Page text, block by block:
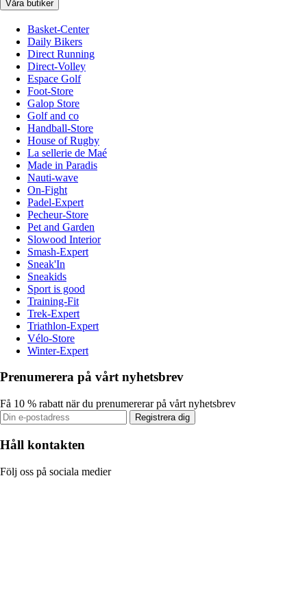
Våra butiker
Basket-Center
Daily Bikers
Direct Running
Direct-Volley
Espace Golf
Foot-Store
Galop Store
Golf and co
Handball-Store
House of Rugby
La sellerie de Maé
Made in Paradis
Nauti-wave
On-Fight
Padel-Expert
Pecheur-Store
Pet and Garden
Slowood Interior
Smash-Expert
Sneak'In
Sneakids
Sport is good
Training-Fit
Trek-Expert
Triathlon-Expert
Vélo-Store
Winter-Expert
Prenumerera på vårt nyhetsbrev
Få 10 % rabatt när du prenumererar på vårt nyhetsbrev
Registrera dig
Håll kontakten
Följ oss på sociala medier